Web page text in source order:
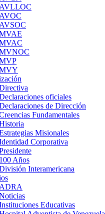
AVLLOC
AVOC
AVSOC
oficiales
de Dirección
Fundamentales
Misionales
Corporativa
100 Años
Interamericana
ADRA
Educativas